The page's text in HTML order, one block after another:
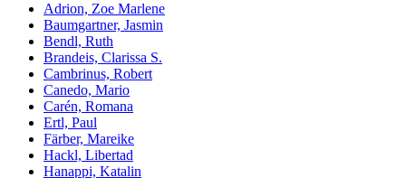
Adrion, Zoe Marlene
Baumgartner, Jasmin
Bendl, Ruth
Brandeis, Clarissa S.
Cambrinus, Robert
Canedo, Mario
Carén, Romana
Ertl, Paul
Färber, Mareike
Hackl, Libertad
Hanappi, Katalin